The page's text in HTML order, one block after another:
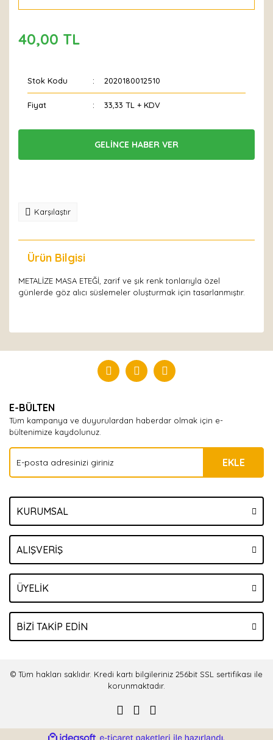
40,00 TL
Stok Kodu 2020180012510
Fiyat 33,33 TL + KDV
GELİNCE HABER VER
Karşılaştır
Ürün Bilgisi
METALİZE MASA ETEĞİ, zarif ve şık renk tonlarıyla özel
günlerde göz alıcı süslemeler oluşturmak için tasarlanmıştır.
Yorum Yaz
E-BÜLTEN
Tüm kampanya ve duyurulardan haberdar olmak için e-
bültenimize kaydolunuz.
EKLE
KURUMSAL
ALIŞVERİŞ
ÜYELİK
BİZİ TAKİP EDİN
© Tüm hakları saklıdır. Kredi kartı bilgileriniz 256bit SSL sertifikası ile
korunmaktadır.
ideasoft e-